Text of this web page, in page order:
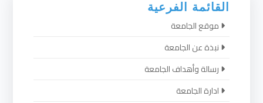
القائمة الفرعية
موقع الجامعة
نبذة عن الجامعة
رسالة وأهداف الجامعة
ادارة الجامعة